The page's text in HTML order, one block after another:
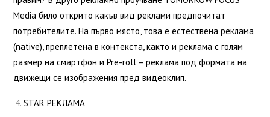
Media било открито какъв вид реклами предпочитат
потребителите. На първо място, това е естествена реклама
(native), преплетена в контекста, както и реклама с голям
размер на смартфон и Pre-roll – реклама под формата на
движещи се изображения пред видеоклип.
STAR РЕКЛАМА